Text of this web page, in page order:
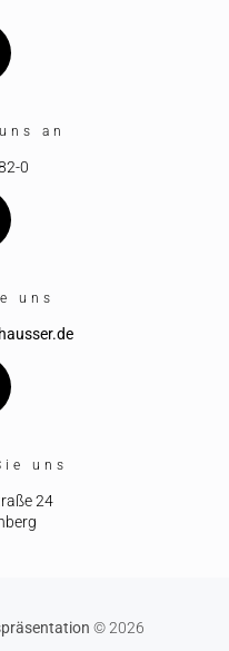
an
0
uns
uns
24
© 2026